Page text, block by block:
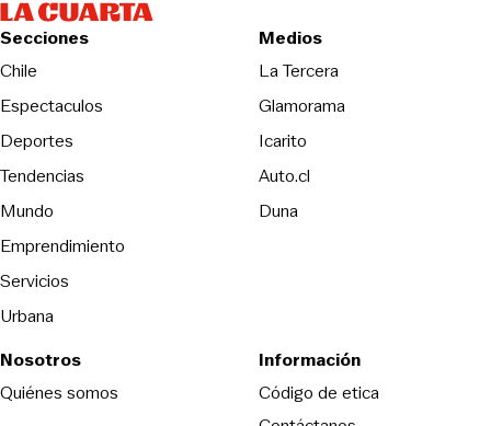
Secciones
Chile
Espectaculos
Deportes
Tendencias
Mundo
Emprendimiento
Servicios
Urbana
Medios
La TerceraOpens in new
Glamorama
Icarito
Auto.cl
DunaOpens in new window
Nosotros
Quiénes somos
Información
Código de eticaOpens in new